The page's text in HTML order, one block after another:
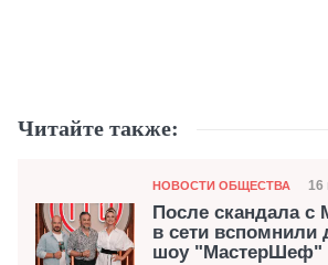
Читайте также:
Категория
НОВОСТИ ОБЩЕСТВА 16
После скандала с
в сети вспомнили
шоу "МастерШеф"